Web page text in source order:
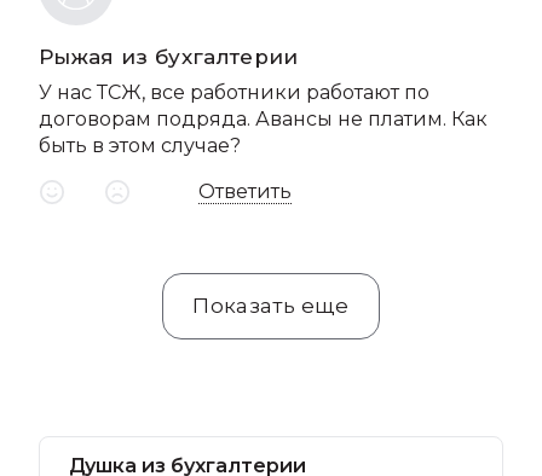
Рыжая из бухгалтерии
У нас ТСЖ, все работники работают по
договорам подряда. Авансы не платим. Как
быть в этом случае?
Ответить
Показать еще